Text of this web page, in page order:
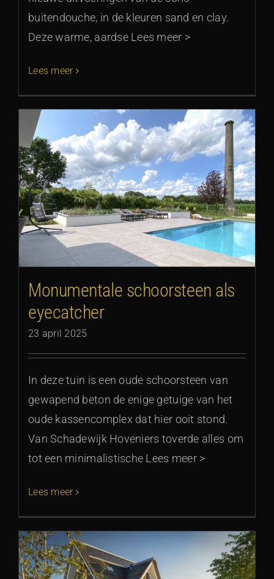
buitendouche, in de kleuren sand en clay.
Deze warme, aardse Lees meer >
Lees meer
Monumentale schoorsteen als
eyecatcher
23 april 2025
In deze tuin is een oude schoorsteen van
gewapend beton de enige getuige van het
oude kassencomplex dat hier ooit stond.
Van Schadewijk Hoveniers toverde alles om
tot een minimalistische Lees meer >
Lees meer